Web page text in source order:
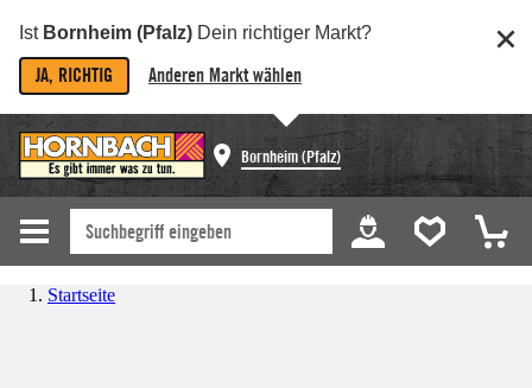
Ist Bornheim (Pfalz) Dein richtiger Markt?
JA, RICHTIG Anderen Markt wählen
Bornheim (Pfalz)
Startseite